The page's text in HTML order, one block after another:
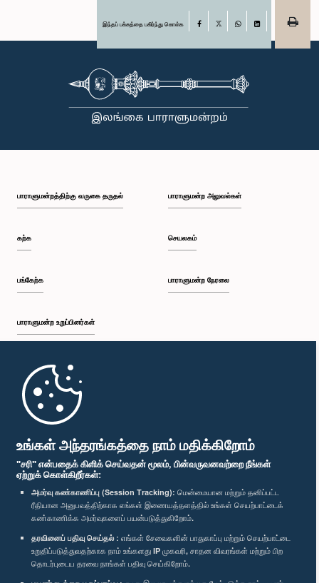
உங்கள் அந்தரங்கத்தை நாம் மதிக்கிறோம்
"சரி" என்பதைக் கிளிக் செய்வதன் மூலம், பின்வருவனவற்றை நீங்கள்
ஏற்றுக் கொள்கிறீர்கள்:
அமர்வு கண்காணிப்பு (Session Tracking): மென்மையான மற்றும் தனிப்பட்ட
ரீதியான அனுபவத்திற்காக எங்கள் இணையத்தளத்தில் உங்கள் செயற்பாட்டைக்
கண்காணிக்க அமர்வுகளைப் பயன்படுத்துகிறோம்.
தரவினைப் பதிவு செய்தல் : எங்கள் சேவைகளின் பாதுகாப்பு மற்றும் செயற்பாட்டை
உறுதிப்படுத்துவதற்காக நாம் உங்களது IP முகவரி, சாதன விவரங்கள் மற்றும் பிற
தொடர்புடைய தரவை நாங்கள் பதிவு செய்கிறோம்.
இந்தப் பக்கத்தை பகிர்ந்து கொள்க Facebook
பாராளுமன்றத்திற்கு வருகை தருதல்
கற்க
பங்கேற்க
பாராளுமன்ற உறுப்பினர்கள்
முதற்பக்கம்
பாராளுமன்ற அலுவல்கள்
செயலகம்
பாராளுமன்ற நேரலை
பாராளுமன்ற கையடக்க செயலி
எம்மை பின்தொடர்க :
விருதுகள்